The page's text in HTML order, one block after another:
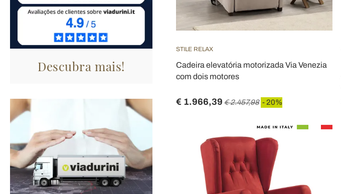
Descubra mais!
STILE RELAX
Cadeira elevatória motorizada Via Venezia
com dois motores
€ 1.966,39 € 2.457,98 - 20%